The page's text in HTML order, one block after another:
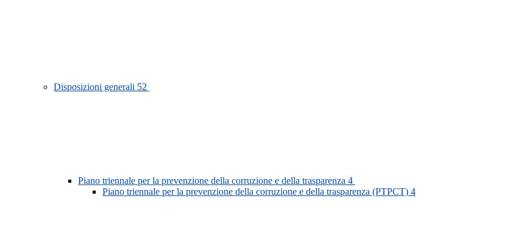
Disposizioni generali 52
Piano triennale per la prevenzione della corruzione e della trasparenza 4
Piano triennale per la prevenzione della corruzione e della trasparenza (PTPCT) 4